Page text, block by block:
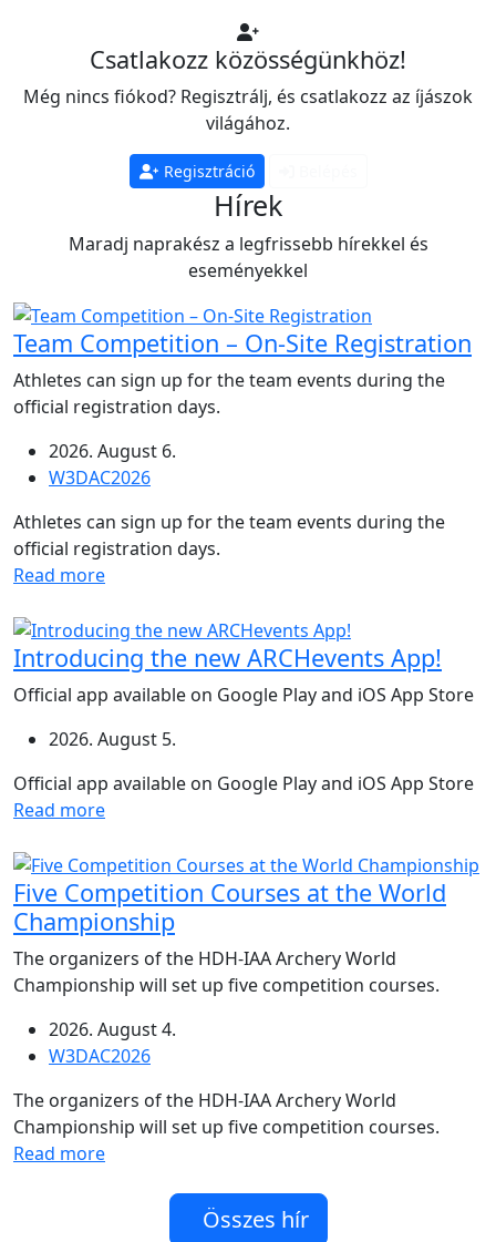
Csatlakozz közösségünkhöz!
Még nincs fiókod? Regisztrálj, és csatlakozz az íjászok
világához.
Regisztráció
Hírek
Maradj naprakész a legfrissebb hírekkel és
eseményekkel
Team Competition – On‑Site Registration
Athletes can sign up for the team events during the
official registration days.
2026. August 6.
W3DAC2026
Athletes can sign up for the team events during the
official registration days.
Read more
Introducing the new ARCHevents App!
Official app available on Google Play and iOS App Store
2026. August 5.
Official app available on Google Play and iOS App Store
Read more
Five Competition Courses at the World
Championship
The organizers of the HDH‑IAA Archery World
Championship will set up five competition courses.
2026. August 4.
W3DAC2026
The organizers of the HDH‑IAA Archery World
Championship will set up five competition courses.
Read more
Összes hír